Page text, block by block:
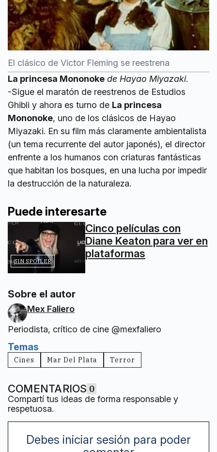
El clásico de Victor Fleming se reestrena
La princesa Mononoke de Hayao Miyazaki.
-Sigue el maratón de reestrenos de Estudios
Ghibli y ahora es turno de La princesa
Mononoke, uno de los clásicos de Hayao
Miyazaki. En su film más claramente ambientalista
(un tema recurrente del autor japonés), el director
enfrente a los humanos con criaturas fantásticas
que habitan los bosques, en una lucha por impedir
la destrucción de la naturaleza.
Puede interesarte
SIN SPOILER
Cinco películas con
Diane Keaton para ver en
plataformas
Sobre el autor
Mex Faliero
Periodista, crítico de cine @mexfaliero
Temas
Cines Mar Del Plata Terror
COMENTARIOS 0
Compartí tus ideas de forma responsable y
respetuosa.
Debes iniciar sesión para poder